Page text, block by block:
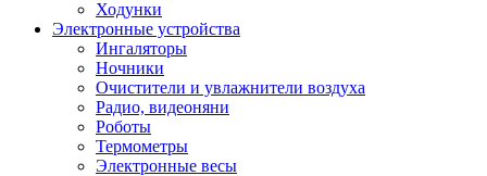
Ходунки
Электронные устройства
Ингаляторы
Ночники
Очистители и увлажнители воздуха
Радио, видеоняни
Роботы
Термометры
Электронные весы